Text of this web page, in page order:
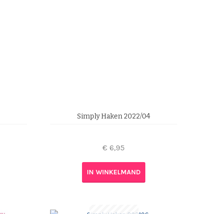
Simply Haken 2022/04
€ 6,95
IN WINKELMAND